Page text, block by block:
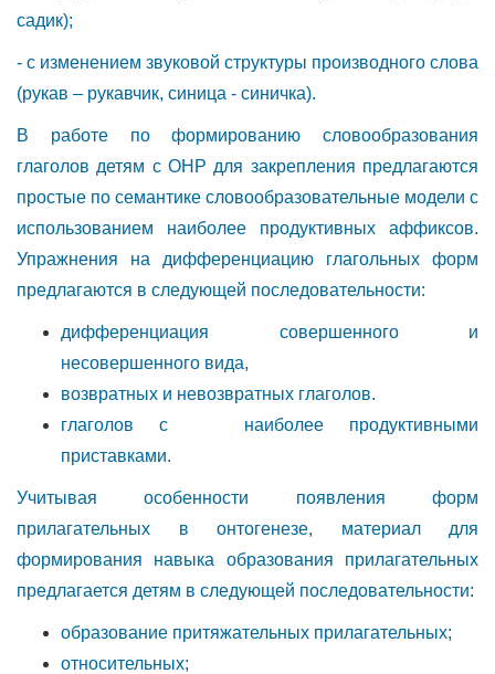
садик);
- с изменением звуковой структуры производного слова
(рукав – рукавчик, синица - синичка).
В работе по формированию словообразования
глаголов детям с ОНР для закрепления предлагаются
простые по семантике словообразовательные модели с
использованием наиболее продуктивных аффиксов.
Упражнения на дифференциацию глагольных форм
предлагаются в следующей последовательности:
дифференциация совершенного и
несовершенного вида,
возвратных и невозвратных глаголов.
глаголов с наиболее продуктивными
приставками.
Учитывая особенности появления форм
прилагательных в онтогенезе, материал для
формирования навыка образования прилагательных
предлагается детям в следующей последовательности:
образование притяжательных прилагательных;
относительных;